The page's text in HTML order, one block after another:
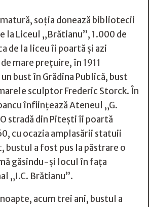
soția donează bibliotecii
la Liceul „Brătianu”, 1.000 de
de la liceu îi poartă și azi
mare prețuire, în 1911
bust în Grădina Publică, bust
sculptor Frederic Storck. În
înființează Ateneul „G.
stradă din Pitești îi poartă
cu ocazia amplasării statuii
bustul a fost pus la păstrare o
găsindu-și locul în fața
„I.C. Brătianu”.
acum trei ani, bustul a